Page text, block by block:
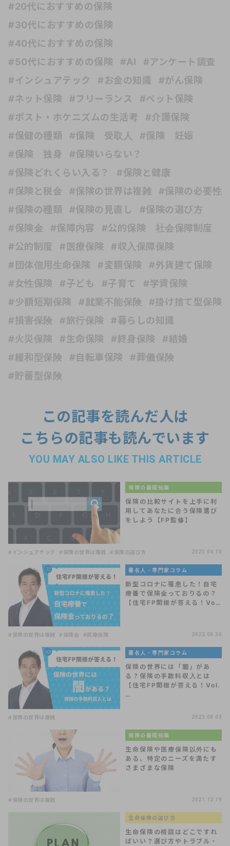
#20代におすすめの保険
#30代におすすめの保険
#40代におすすめの保険
#50代におすすめの保険
#AI
#アンケート調査
#インシュアテック
#お金の知識
#がん保険
#ネット保険
#フリーランス
#ペット保険
#ポスト・ホケニズムの生活考
#介護保険
#保健の種類
#保険 受取人
#保険 妊娠
#保険 独身
#保険いらない？
#保険どれくらい入る？
#保険と健康
#保険と税金
#保険の世界は複雑
#保険の必要性
#保険の種類
#保険の見直し
#保険の選び方
#保険金
#保障内容
#公的保険 社会保障制度
#公的制度
#医療保険
#収入保障保険
#団体信用生命保険
#変額保険
#外貨建て保険
#女性保険
#子ども #子育て
#学資保険
#少額短期保険
#就業不能保険
#掛け捨て型保険
#損害保険
#旅行保険
#暮らしの知識
#火災保険
#生命保険 #終身保険
#結婚
#緩和型保険
#自転車保険
#葬儀保険
#貯蓄型保険
この記事を読んだ人は
こちらの記事も読んでいます
YOU MAY ALSO LIKE THIS ARTICLE
保険の基礎知識
保険の比較サイトを上手に利
用してあなたに合う保険選び
をしよう【FP監修】
#インシュアテック #保険の世界は複雑 #保険の選び方 2023.04.10
著名人・専門家コラム
新型コロナに罹患した！自宅
療養で保険金っておりるの？
【住宅FP関根が答える！Vo…
#保険の世界は複雑 #保険金 #医療保険 2022.08.30
著名人・専門家コラム
保険の世界には「闇」があ
る？保険の手数料収入とは
【住宅FP関根が答える！Vol.
…
#保険の世界は複雑 2023.08.03
保険の基礎知識
生命保険や医療保険以外にも
ある、特定のニーズを満たす
さまざまな保険
#保険の世界は複雑 2021.12.19
生命保険の選び方
生命保険の相談はどこですれ
ばいい？選び方やトラブル・